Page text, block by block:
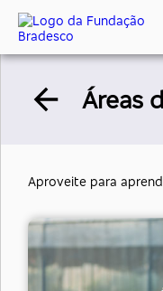
Áreas
Aproveite para